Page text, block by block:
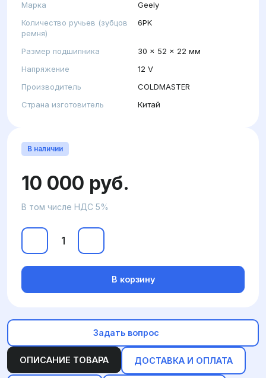
Марка
Geely
Количество ручьев (зубцов
ремня)
6PK
Размер подшипника
30 x 52 x 22 мм
Напряжение
12 V
Производитель
COLDMASTER
Страна изготовитель
Китай
ОПИСАНИЕ ТОВАРА ДОСТАВКА И ОПЛАТА
В наличии
10 000 руб.
В том числе НДС 5%
В корзину
Задать вопрос